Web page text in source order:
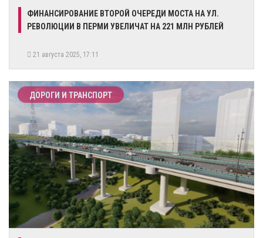
ФИНАНСИРОВАНИЕ ВТОРОЙ ОЧЕРЕДИ МОСТА НА УЛ.
РЕВОЛЮЦИИ В ПЕРМИ УВЕЛИЧАТ НА 221 МЛН РУБЛЕЙ
21 августа 2025, 17:11
ДОРОГИ И ТРАНСПОРТ